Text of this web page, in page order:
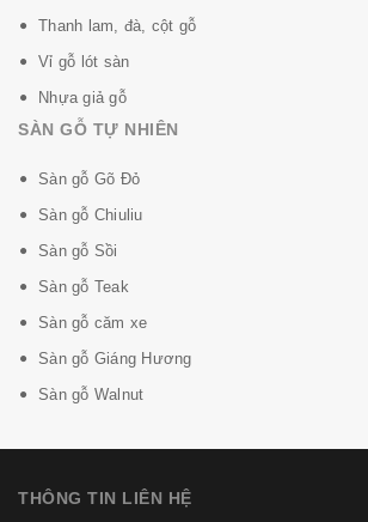
Thanh lam, đà, cột gỗ
Vỉ gỗ lót sàn
Nhựa giả gỗ
SÀN GỖ TỰ NHIÊN
Sàn gỗ Gõ Đỏ
Sàn gỗ Chiuliu
Sàn gỗ Sồi
Sàn gỗ Teak
Sàn gỗ căm xe
Sàn gỗ Giáng Hương
Sàn gỗ Walnut
THÔNG TIN LIÊN HỆ